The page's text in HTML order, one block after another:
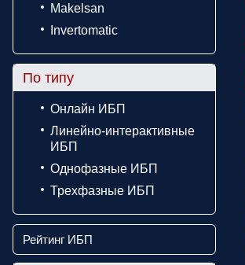
Makelsan
Invertomatic
По типу
Онлайн ИБП
Линейно-интерактивные
ИБП
Однофазные ИБП
Трехфазные ИБП
Рейтинг ИБП